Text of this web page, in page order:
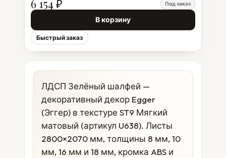
6 154 ₽ Под заказ
В корзину
Быстрый заказ
ЛДСП Зелёный шалфей —
декоративный декор Egger
(Эггер) в текстуре ST9 Мягкий
матовый (артикул U638). Листы
2800×2070 мм, толщины 8 мм, 10
мм, 16 мм и 18 мм, кромка ABS и